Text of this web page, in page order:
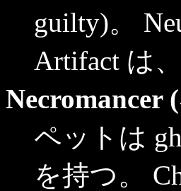
guilty)。
Artifact は
Necromancer
ペットは
を持つ。